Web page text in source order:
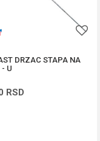
DRZAC STAPA NA
U
RSD